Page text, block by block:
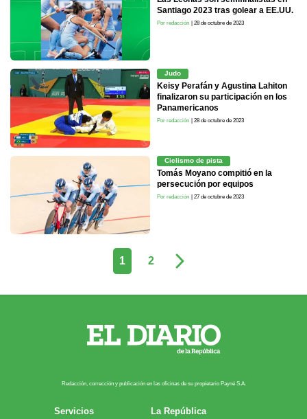
Santiago 2023 tras golear a EE.UU.
Por redacción | 28 de octubre de 2023
Judo
Keisy Perafán y Agustina Lahiton
finalizaron su participación en los
Panamericanos
Por redacción | 28 de octubre de 2023
Ciclismo de pista
Tomás Moyano compitió en la
persecución por equipos
Por redacción | 27 de octubre de 2023
1 2
Redacción, corrección y publicación en las oficinas de su propietario Payn​é S.A.
Servicios
La República